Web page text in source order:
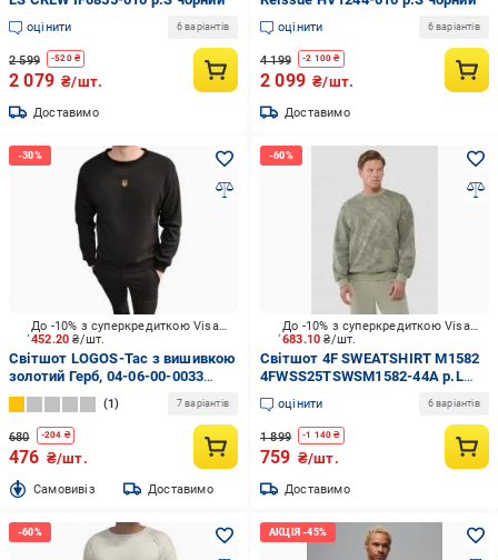
оцінити 6 варіантів
2 599 -520₴
2 079 ₴/шт.
Доставимо
оцінити 6 варіантів
4 199 -2 100 ₴
2 099 ₴/шт.
Доставимо
452.20₴/шт.
До -10% з суперкредиткою Visa Вигода
Світшот LOGOS-Tac з вишивкою
золотий Герб, 04-06-00-0033
р.3XL чорний
1 7 варіантів
680 -204 ₴
476 ₴/шт.
Cамовивіз Доставимо
683.10₴/шт.
До -10% з суперкредиткою Visa Вигода
Світшот 4F SWEATSHIRT M1582
4FWSS25TSWSM1582-44A р.L
зелений
оцінити 6 варіантів
1 899 -1 140 ₴
759 ₴/шт.
Доставимо